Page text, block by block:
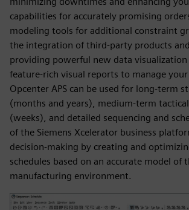
capabilities for accurately promising
modeling tools for additional constraint
the integration of third-party products
providing powerful new data
feature-rich visual reports to manage
Opcenter APS can be used for long-term
(months and years), medium-term
(weeks), and detailed sequencing and
of the Siemens Xcelerator business
decision-making by creating and
schedules based on an accurate model of
manufacturing environment.